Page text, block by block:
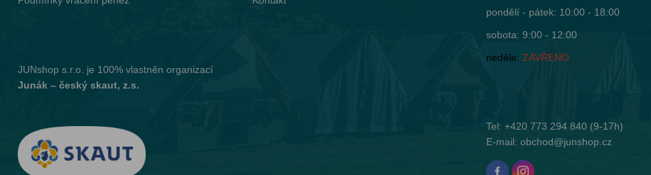
JUNshop s.r.o.
je 100% vlastněn organizací
Junák – český skaut, z.s.
pondělí - pátek: 10:00 - 18:00
sobota: 9:00 - 12:00
neděle: ZAVŘENO
Tel: +420 773 294 840(9-17h)
E-mail: obchod@junshop.cz